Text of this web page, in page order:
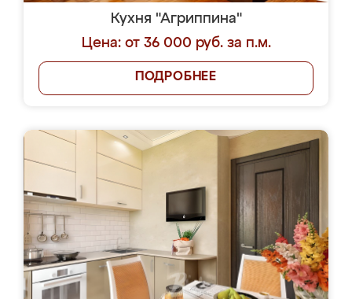
Кухня "Агриппина"
Цена: от 36 000 руб. за п.м.
ПОДРОБНЕЕ